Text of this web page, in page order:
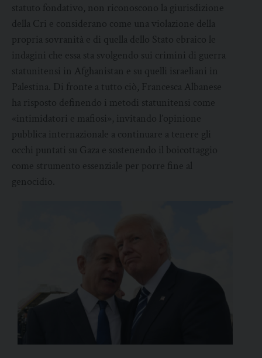
statuto fondativo, non riconoscono la giurisdizione
della Cri e considerano come una violazione della
propria sovranità e di quella dello Stato ebraico le
indagini che essa sta svolgendo sui crimini di guerra
statunitensi in Afghanistan e su quelli israeliani in
Palestina. Di fronte a tutto ciò, Francesca Albanese
ha risposto definendo i metodi statunitensi come
«intimidatori e mafiosi», invitando l’opinione
pubblica internazionale a continuare a tenere gli
occhi puntati su Gaza e sostenendo il boicottaggio
come strumento essenziale per porre fine al
genocidio.